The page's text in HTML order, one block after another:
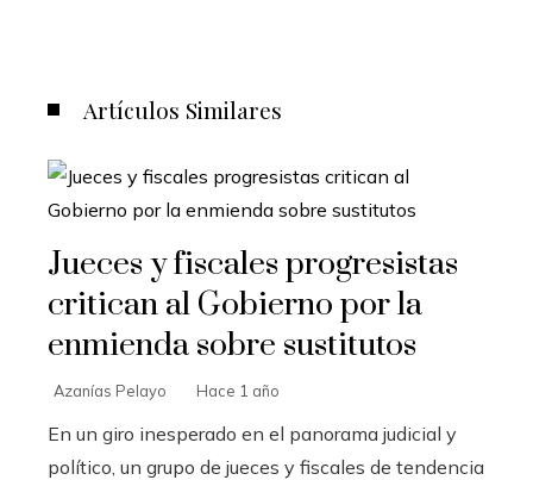
Artículos Similares
Jueces y fiscales progresistas
critican al Gobierno por la
enmienda sobre sustitutos
Azanías Pelayo Hace 1 año
En un giro inesperado en el panorama judicial y
político, un grupo de jueces y fiscales de tendencia